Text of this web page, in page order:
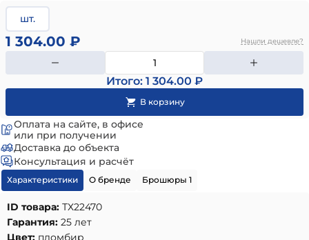
шт.
1 304.00 ₽ Нашли дешевле?
Итого: 1 304.00 ₽
Оплата на сайте, в офисе
или при получении
Доставка до объекта
Консультация и расчёт
Характеристики О бренде Брошюры 1
ID товара: ТХ22470
Гарантия: 25 лет
Цвет: пломбир